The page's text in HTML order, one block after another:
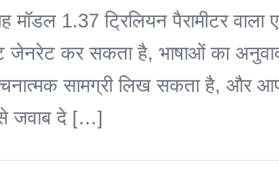
मॉडल 1.37 ट्रिलियन पैरामीटर वाला
जेनरेट कर सकता है, भाषाओं का
सामग्री लिख सकता है, और
से जवाब दे […]